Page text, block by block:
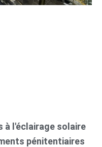
à l'éclairage solaire
pénitentiaires